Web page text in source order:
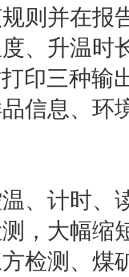
则并在报
、升温时
印三种输
信息、环
、计时、
，大幅缩
检测、煤